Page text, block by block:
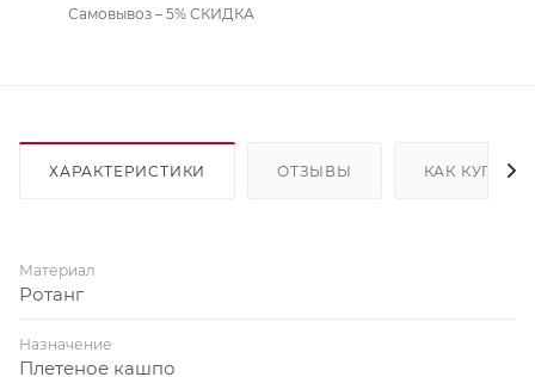
Самовывоз – 5% СКИДКА
ХАРАКТЕРИСТИКИ ОТЗЫВЫ КАК КУПИТЬ
Материал
Ротанг
Назначение
Плетеное кашпо